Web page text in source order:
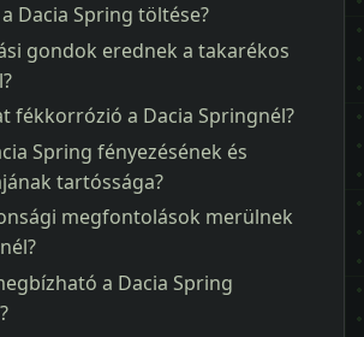
Dacia Spring töltése?
gondok erednek a takarékos
fékkorrózió a Dacia Springnél?
Spring fényezésének és
tartóssága?
megfontolások merülnek
a Dacia Spring